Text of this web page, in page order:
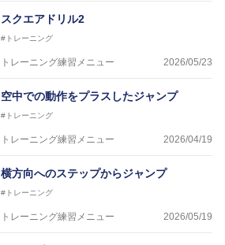
スクエアドリル2
#トレーニング
トレーニング練習メニュー 2026/05/23
空中での動作をプラスしたジャンプ
#トレーニング
トレーニング練習メニュー 2026/04/19
横方向へのステップからジャンプ
#トレーニング
トレーニング練習メニュー 2026/05/19